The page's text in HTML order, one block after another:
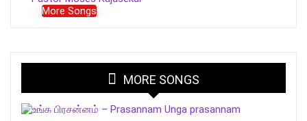
More Songs
MORE SONGS